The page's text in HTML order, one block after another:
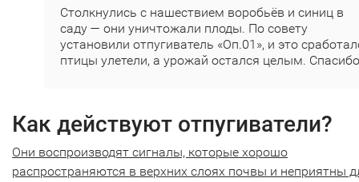
Столкнулись с нашествием воробьёв и синиц в
саду — они уничтожали плоды. По совету
установили отпугиватель «Оп.01», и это
птицы улетели, а урожай остался целым.
Как действуют отпугиватели?
Они воспроизводят сигналы, которые хорошо
распространяются в верхних слоях почвы и неприятны